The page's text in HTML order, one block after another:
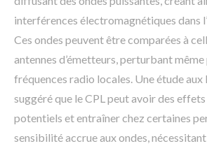
interférences électromagnétiques dans
Ces ondes peuvent être comparées à
antennes d’émetteurs, perturbant
fréquences radio locales. Une étude
suggéré que le CPL peut avoir des
potentiels et entraîner chez certaines
sensibilité accrue aux ondes,